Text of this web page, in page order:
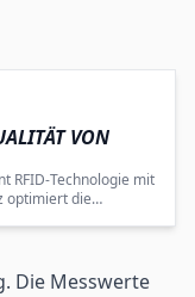
VON
RFID-Technologie mit
optimiert die
Die Messwerte